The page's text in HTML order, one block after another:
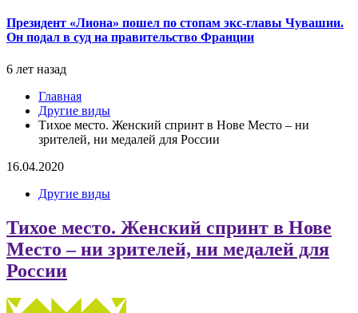
Президент «Лиона» пошел по стопам экс-главы Чувашии.
Он подал в суд на правительство Франции
6 лет назад
Главная
Другие виды
Тихое место. Женский спринт в Нове Место – ни
зрителей, ни медалей для России
16.04.2020
Другие виды
Тихое место. Женский спринт в Нове
Место – ни зрителей, ни медалей для
России